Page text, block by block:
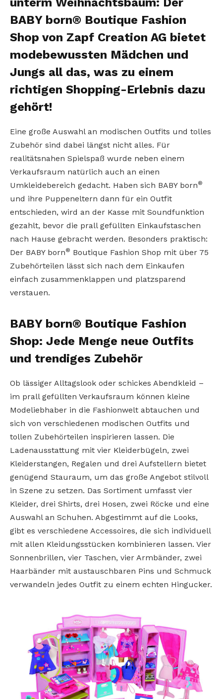
BABY born® Boutique Fashion
Shop von Zapf Creation AG bietet
modebewussten Mädchen und
Jungs all das, was zu einem
richtigen Shopping-Erlebnis dazu
gehört!
Eine große Auswahl an modischen Outfits und tolles
Zubehör sind dabei längst nicht alles. Für
realitätsnahen Spielspaß wurde neben einem
Verkaufsraum natürlich auch an einen
Umkleidebereich gedacht. Haben sich BABY born®
und ihre Puppeneltern dann für ein Outfit
entschieden, wird an der Kasse mit Soundfunktion
gezahlt, bevor die prall gefüllten Einkaufstaschen
nach Hause gebracht werden. Besonders praktisch:
Der BABY born® Boutique Fashion Shop mit über 75
Zubehörteilen lässt sich nach dem Einkaufen
einfach zusammenklappen und platzsparend
verstauen.
BABY born® Boutique Fashion
Shop: Jede Menge neue Outfits
und trendiges Zubehör
Ob lässiger Alltagslook oder schickes Abendkleid –
im prall gefüllten Verkaufsraum können kleine
Modeliebhaber in die Fashionwelt abtauchen und
sich von verschiedenen modischen Outfits und
tollen Zubehörteilen inspirieren lassen. Die
Ladenausstattung mit vier Kleiderbügeln, zwei
Kleiderstangen, Regalen und drei Aufstellern bietet
genügend Stauraum, um das große Angebot stilvoll
in Szene zu setzen. Das Sortiment umfasst vier
Kleider, drei Shirts, drei Hosen, zwei Röcke und eine
Auswahl an Schuhen. Abgestimmt auf die Looks,
gibt es verschiedene Accessoires, die sich individuell
mit allen Kleidungsstücken kombinieren lassen. Vier
Sonnenbrillen, vier Taschen, vier Armbänder, zwei
Haarbänder mit austauschbaren Pins und Schmuck
verwandeln jedes Outfit zu einem echten Hingucker.